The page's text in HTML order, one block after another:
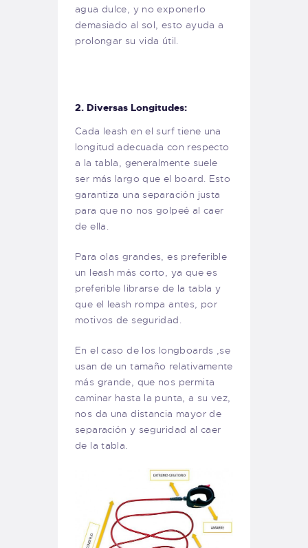
agua dulce, y no exponerlo
demasiado al sol, esto ayuda a
prolongar su vida útil.
2. Diversas Longitudes:
Cada leash en el surf tiene una
longitud adecuada con respecto
a la tabla, generalmente suele
ser más largo que el board. Esto
garantiza una separación justa
para que no nos golpeé al caer
de ella.
Para olas grandes, es preferible
un leash más corto, ya que es
preferible librarse de la tabla y
que el leash rompa antes, por
motivos de seguridad.
En el caso de los longboards ,se
usan de un tamaño relativamente
más grande, que nos permita
caminar hasta la punta, a su vez,
nos da una distancia mayor de
separación y seguridad al caer
de la tabla.